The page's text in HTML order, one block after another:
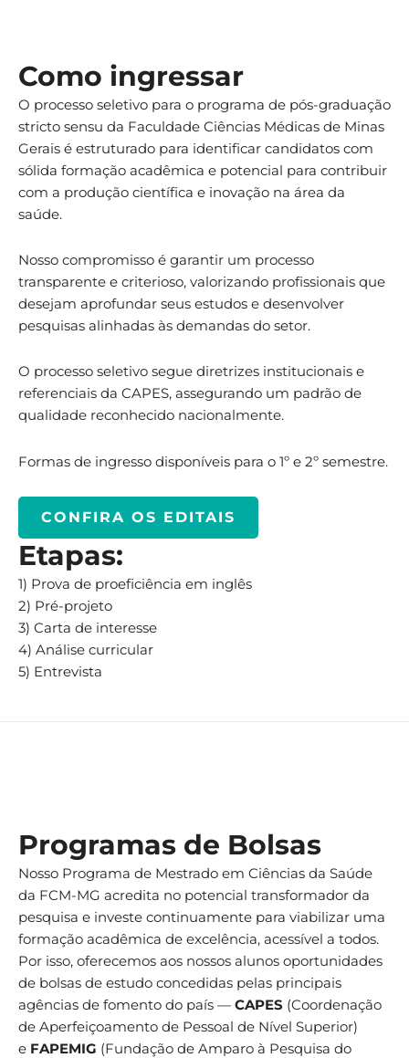
Como ingressar
O processo seletivo para o programa de pós-graduação
stricto sensu da Faculdade Ciências Médicas de Minas
Gerais é estruturado para identificar candidatos com
sólida formação acadêmica e potencial para contribuir
com a produção científica e inovação na área da
saúde.
Nosso compromisso é garantir um processo
transparente e criterioso, valorizando profissionais que
desejam aprofundar seus estudos e desenvolver
pesquisas alinhadas às demandas do setor.
O processo seletivo segue diretrizes institucionais e
referenciais da CAPES, assegurando um padrão de
qualidade reconhecido nacionalmente.
Formas de ingresso disponíveis para o 1º e 2º semestre.
CONFIRA OS EDITAIS
Etapas:
1) Prova de proeficiência em inglês
2) Pré-projeto
3) Carta de interesse
4) Análise curricular
5) Entrevista
Programas de Bolsas
Nosso Programa de Mestrado em Ciências da Saúde
da FCM-MG acredita no potencial transformador da
pesquisa e investe continuamente para viabilizar uma
formação acadêmica de excelência, acessível a todos.
Por isso, oferecemos aos nossos alunos oportunidades
de bolsas de estudo concedidas pelas principais
agências de fomento do país — CAPES (Coordenação
de Aperfeiçoamento de Pessoal de Nível Superior)
e FAPEMIG (Fundação de Amparo à Pesquisa do